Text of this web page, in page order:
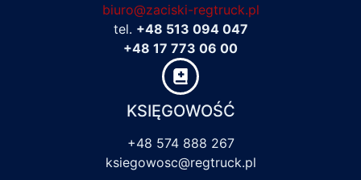
biuro@zaciski-regtruck.pl
tel. +48 513 094 047
+48 17 773 06 00
KSIĘGOWOŚĆ
+48 574 888 267
ksiegowosc@regtruck.pl